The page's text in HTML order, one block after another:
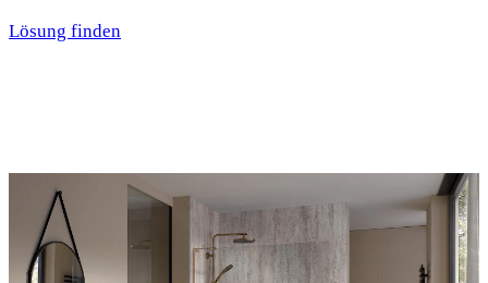
Lösung finden